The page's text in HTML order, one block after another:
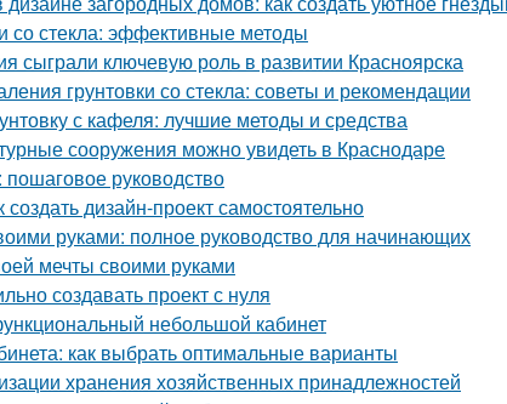
со стекла: эффективные методы
сыграли ключевую роль в развитии Красноярска
грунтовки со стекла: советы и рекомендации
с кафеля: лучшие методы и средства
сооружения можно увидеть в Краснодаре
руководство
дизайн-проект самостоятельно
руками: полное руководство для начинающих
мечты своими руками
создавать проект с нуля
небольшой кабинет
как выбрать оптимальные варианты
хранения хозяйственных принадлежностей